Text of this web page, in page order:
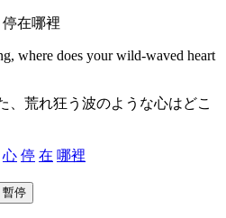
在哪裡
where does your wild-waved heart
、荒れ狂う波のような心はどこ
心 停 在 哪裡
暫停